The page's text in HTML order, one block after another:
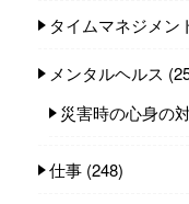
タイムマネジメン
メンタルヘルス
災害時の心身の
仕事 (248)